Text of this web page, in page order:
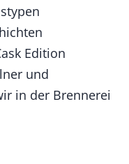
Edition
und
in der Brennerei